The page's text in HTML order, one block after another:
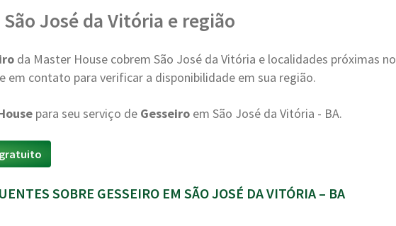
José da Vitória e região
da Master House cobrem São José da Vitória e localidades próximas no
em contato para verificar a disponibilidade em sua região.
para seu serviço de Gesseiro em São José da Vitória - BA.
SOBRE GESSEIRO EM SÃO JOSÉ DA VITÓRIA – BA